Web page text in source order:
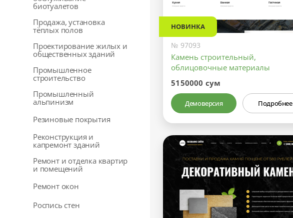
биотуалетов
Продажа, установка
тёплых полов
Проектирование жилых и
общественных зданий
Промышленное
строительство
Промышленный
альпинизм
Резиновые покрытия
Реконструкция и
капремонт зданий
Ремонт и отделка квартир
и помещений
Ремонт окон
Роспись стен
НОВИНКА
№ 97093
Камень строительный,
облицовочные материалы
5150000 сум
Демоверсия Подробнее